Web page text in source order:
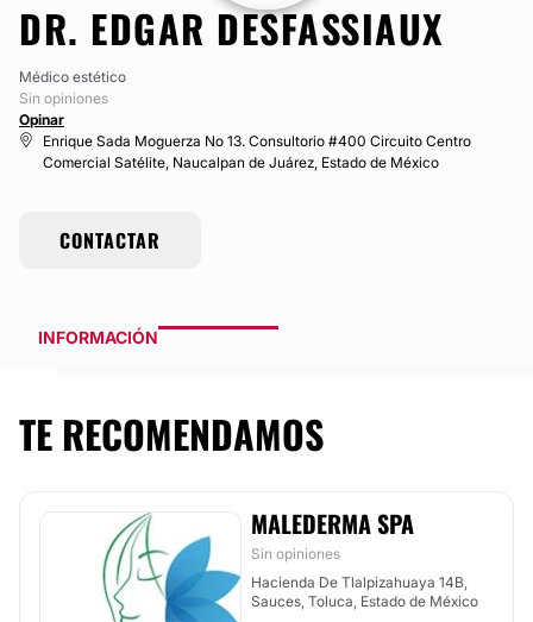
DR. EDGAR DESFASSIAUX
Médico estético
Sin opiniones
Opinar
Enrique Sada Moguerza No 13. Consultorio #400 Circuito Centro
Comercial Satélite, Naucalpan de Juárez, Estado de México
CONTACTAR
INFORMACIÓN
TE RECOMENDAMOS
MALEDERMA SPA
Sin opiniones
Hacienda De Tlalpizahuaya 14B,
Sauces, Toluca, Estado de México